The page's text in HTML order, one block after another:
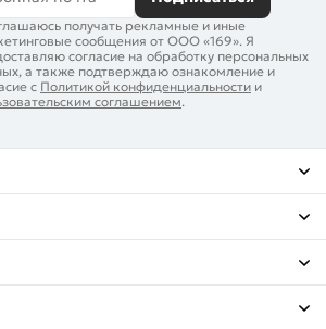
получать рекламные и иные
сообщения от ООО «169». Я
согласие на обработку персональных
а также подтверждаю ознакомление и
с Политикой конфиденциальности и
соглашением.